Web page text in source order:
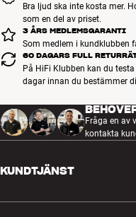
Bra ljud ska inte kosta mer.
som en del av priset.
3 ÅRS MEDLEMSGARANTI
Som medlem i kundklubben
60 DAGARS FULL
På HiFi Klubben kan du
dagar innan du bestämmer
Fråga en av
kontakta
KUNDTJÄNST